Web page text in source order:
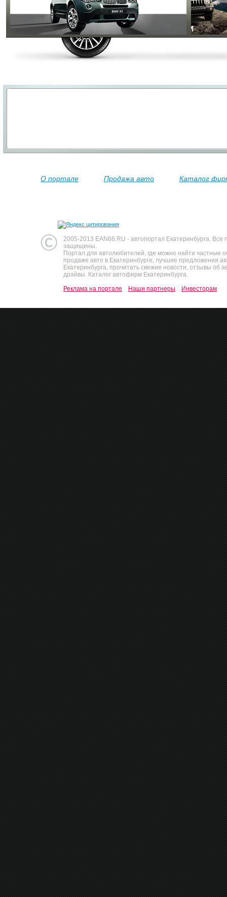
О портале Продажа авто Каталог
2005-2013 EAN66.RU - автопортал Екатеринбурга. Все
защищены.
Портал для автолюбителей, где можно найти частные
продаже авто в Екатеринбурге, лучшие предложения
Екатеринбурга, прочитать свежие новости, отзывы об
драйвы. Каталог автофирм Екатеринбурга.
Реклама на портале
Наши партнеры Инвесторам